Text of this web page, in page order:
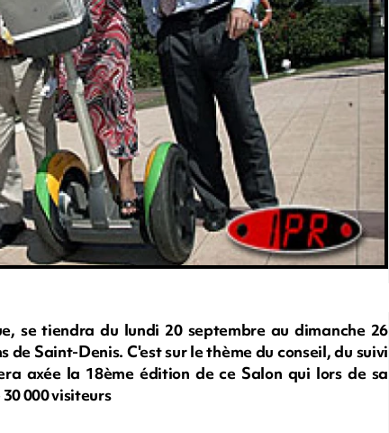
se tiendra du lundi 20 septembre au dimanche 26
de Saint-Denis. C'est sur le thème du conseil, du suivi
axée la 18ème édition de ce Salon qui lors de sa
000 visiteurs